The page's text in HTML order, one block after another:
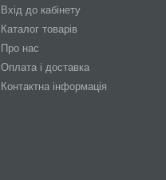
Вхід до кабінету
Каталог товарів
Про нас
Оплата і доставка
Контактна інформація